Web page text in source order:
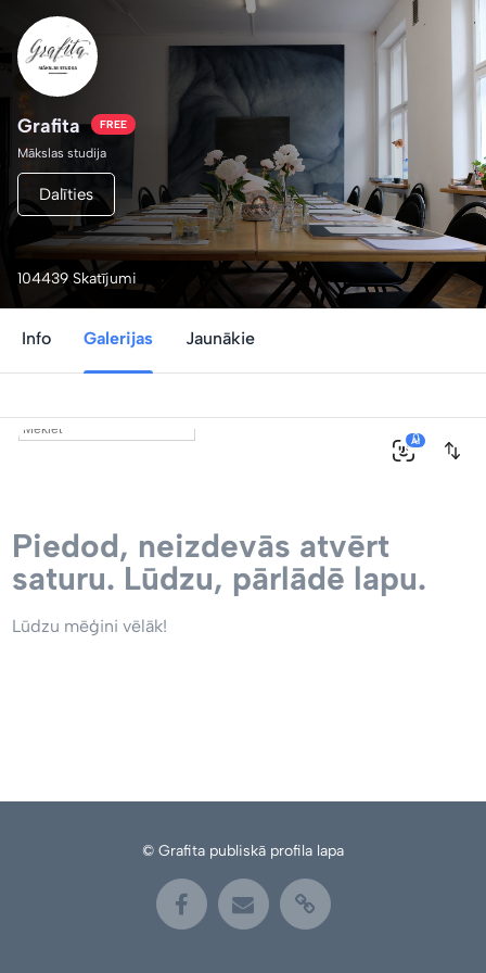
Grafita FREE
Mākslas studija
Dalīties
104439 Skatījumi
Info Galerijas Jaunākie
0
AI
Piedod, neizdevās atvērt
saturu. Lūdzu, pārlādē lapu.
Lūdzu mēģini vēlāk!
© Grafita publiskā profila lapa